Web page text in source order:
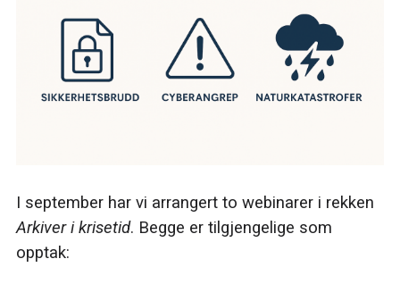
I september har vi arrangert to webinarer i rekken
Arkiver i krisetid. Begge er tilgjengelige som
opptak: